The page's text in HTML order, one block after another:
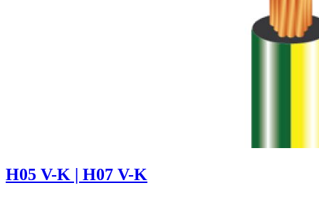
H05 V-K | H07 V-K